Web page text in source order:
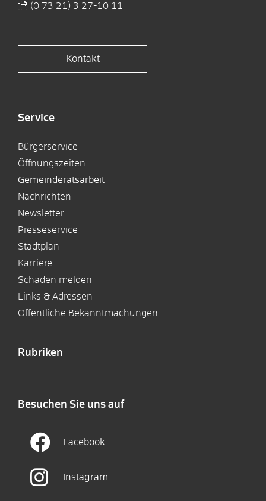
(0 73 21) 3 27-10 11
Kontakt
Service
Bürgerservice
Öffnungszeiten
Gemeinderatsarbeit
Nachrichten
Newsletter
Presseservice
Stadtplan
Karriere
Schaden melden
Links & Adressen
Öffentliche Bekanntmachungen
Rubriken
Besuchen Sie uns auf
Facebook
Instagram